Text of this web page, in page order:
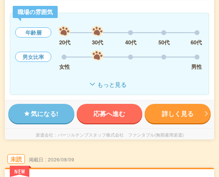
職場の雰囲気
年齢層
20代
30代 40代 50代
60代
男女比率
女性
男性
もっと見る
気になる! 応募へ進む 詳しく見る
派遣会社 パーソルテンプスタッフ株式会社 ファンタブル(無期雇用派遣)
未読
NEW
掲載日 2026/08/09